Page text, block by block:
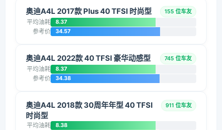
奥迪A4L 2017款 Plus 40 TFSI 时尚型 155 位车友
平均油耗 8.37
参考价 34.57
奥迪A4L 2022款 40 TFSI 豪华动感型 745 位车友
平均油耗 8.37
参考价 34.38
奥迪A4L 2018款 30周年年型 40 TFSI
时尚型
911 位车友
平均油耗 8.38